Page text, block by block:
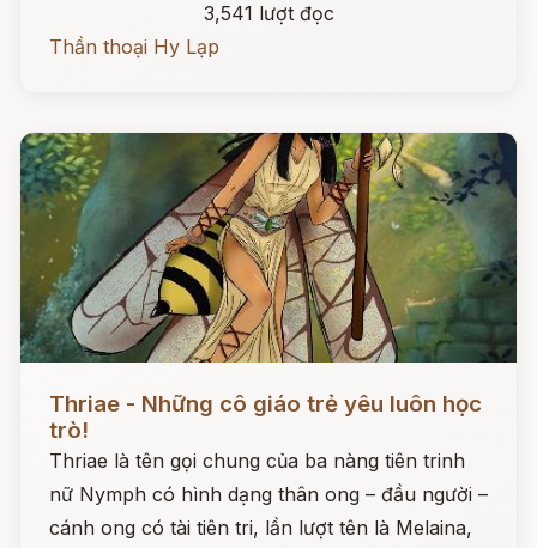
3,541 lượt đọc
Thần thoại Hy Lạp
Thriae - Những cô giáo trẻ yêu luôn học
trò!
Thriae là tên gọi chung của ba nàng tiên trinh
nữ Nymph có hình dạng thân ong – đầu người –
cánh ong có tài tiên tri, lần lượt tên là Melaina,